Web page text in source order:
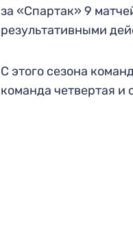
за «Спартак» 9
результативными
С этого сезона
команда четвертая и